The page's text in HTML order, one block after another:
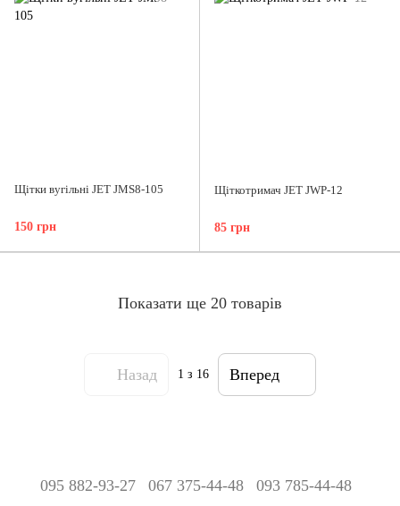
Щітки вугільні JET JMS8-105
150 грн
Щіткотримач JET JWP-12
85 грн
Показати ще 20 товарів
Назад 1 з 16 Вперед
095 882-93-27 067 375-44-48 093 785-44-48